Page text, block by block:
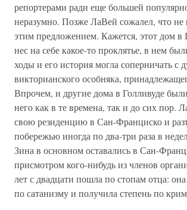
репортерами ради еще большей
неразумно. Позже ЛаВей сожалел, что не
этим предложением. Кажется, этот дом в
нес на себе какое-то проклятье, в нем
ходы и его история могла соперничать с
викторианского особняка,
Впрочем, и другие дома в Голливуде
него как в те времена, так и до сих пор.
свою резиденцию в Сан-Франциско и
побережью иногда по два-три раза в
Зина в основном оставались в Сан-
присмотром кого-нибудь из членов
лет с двадцати пошла по стопам отца:
по сатанизму и получила степень по